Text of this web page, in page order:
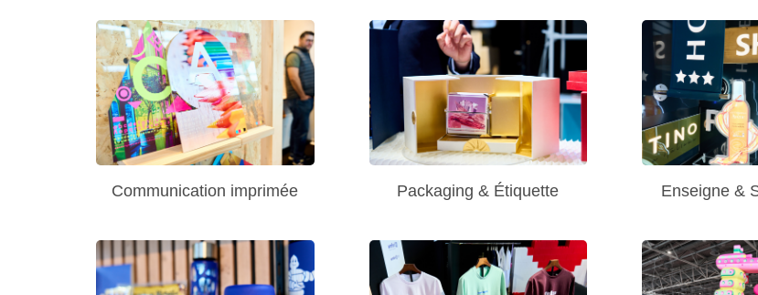
Communication imprimée Packaging & Étiquette Enseigne &